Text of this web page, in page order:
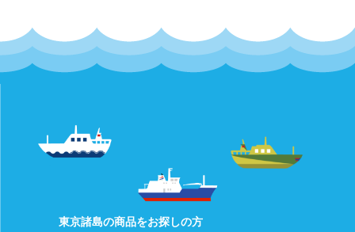
詳細についてはご利用のカード会社へお問い合わせください。
あらかじめご了承ください。
初期不良など商品に不具合があった場合は下記をご覧くださ
□商品等の不具合による返金
東京諸島の商品をお探しの方